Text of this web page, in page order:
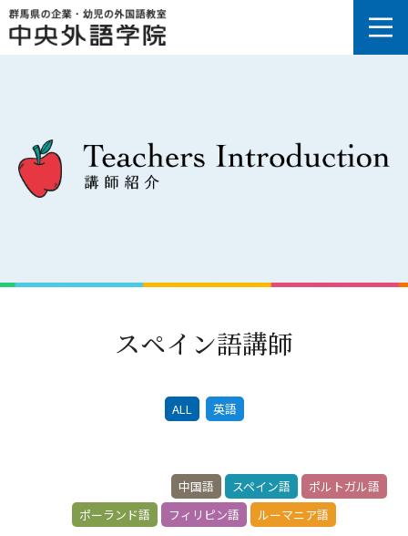
スペイン語講師
ALL
英語
中国語 スペイン語
ポルトガル語
ポーランド語
フィリピン語 ルーマニア語